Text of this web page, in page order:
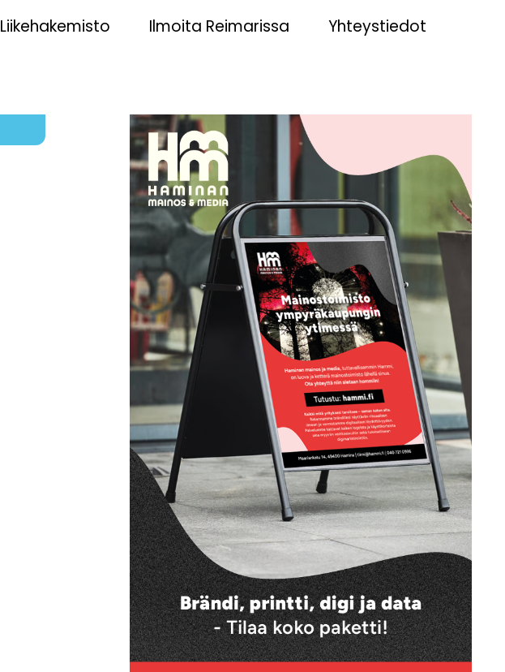
Liikehakemisto Ilmoita Reimarissa Yhteystiedot